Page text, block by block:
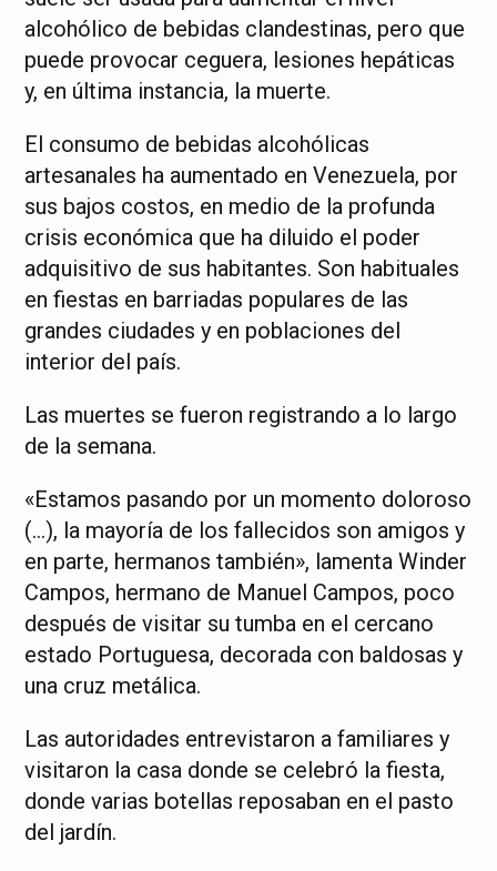
alcohólico de bebidas clandestinas, pero que
puede provocar ceguera, lesiones hepáticas
y, en última instancia, la muerte.
El consumo de bebidas alcohólicas
artesanales ha aumentado en Venezuela, por
sus bajos costos, en medio de la profunda
crisis económica que ha diluido el poder
adquisitivo de sus habitantes. Son habituales
en fiestas en barriadas populares de las
grandes ciudades y en poblaciones del
interior del país.
Las muertes se fueron registrando a lo largo
de la semana.
«Estamos pasando por un momento doloroso
(…), la mayoría de los fallecidos son amigos y
en parte, hermanos también», lamenta Winder
Campos, hermano de Manuel Campos, poco
después de visitar su tumba en el cercano
estado Portuguesa, decorada con baldosas y
una cruz metálica.
Las autoridades entrevistaron a familiares y
visitaron la casa donde se celebró la fiesta,
donde varias botellas reposaban en el pasto
del jardín.